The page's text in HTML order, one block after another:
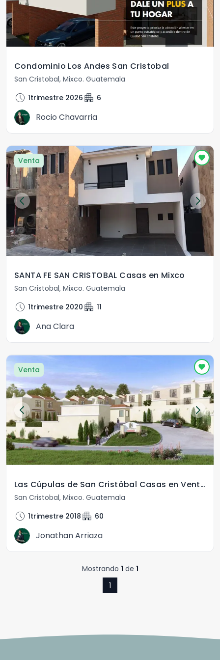
Condominio Los Andes San Cristobal
San Cristobal, Mixco. Guatemala
schedule 1trimestre 2026 apartment 6
Rocio Chavarria
Venta
SANTA FE SAN CRISTOBAL Casas en Mixco
San Cristobal, Mixco. Guatemala
schedule 1trimestre 2020 apartment 11
Ana Clara
Venta
Las Cúpulas de San Cristóbal Casas en Venta
San Cristobal, Mixco. Guatemala
schedule 1trimestre 2018 apartment 60
Jonathan Arriaza
Mostrando 1 de 1
1